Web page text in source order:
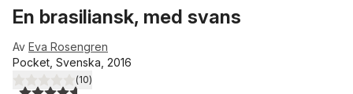
En brasiliansk, med svans
Av Eva Rosengren
Pocket, Svenska, 2016
4,6utav 5 stjärnor. Totalt antal röster:
(10)